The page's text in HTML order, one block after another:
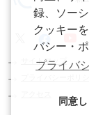
サイトマップ
録、ソー
クッキー
バシー・
プライバ
同意